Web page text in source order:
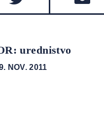
urednistvo
NOV. 2011